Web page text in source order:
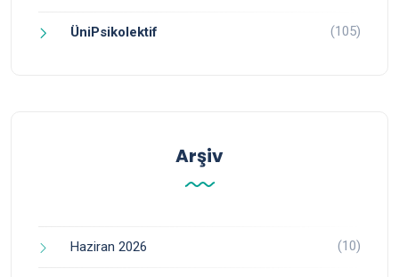
ÜniPsikolektif (105)
Arşiv
Haziran 2026 (10)